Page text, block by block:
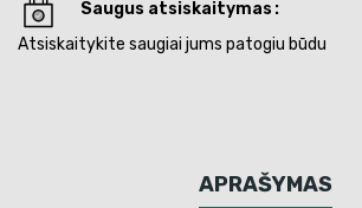
Saugus atsiskaitymas
Atsiskaitykite saugiai jums patogiu būdu
APRAŠYMAS